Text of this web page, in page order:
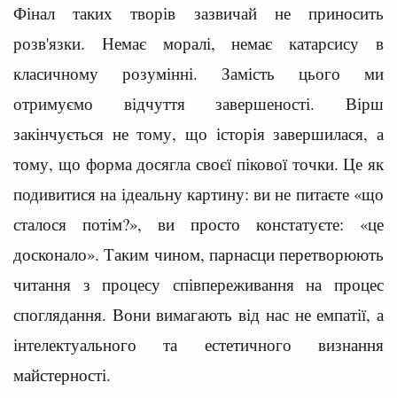
Фінал таких творів зазвичай не приносить
розв'язки. Немає моралі, немає катарсису в
класичному розумінні. Замість цього ми
отримуємо відчуття завершеності. Вірш
закінчується не тому, що історія завершилася, а
тому, що форма досягла своєї пікової точки. Це як
подивитися на ідеальну картину: ви не питаєте «що
сталося потім?», ви просто констатуєте: «це
досконало». Таким чином, парнасци перетворюють
читання з процесу співпереживання на процес
споглядання. Вони вимагають від нас не емпатії, а
інтелектуального та естетичного визнання
майстерності.